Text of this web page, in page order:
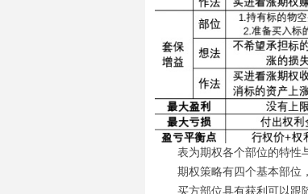
表为期权各个部位的特性
期权策略有四个基本部位
买方部位具有获利可以跟